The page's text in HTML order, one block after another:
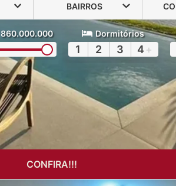
BAIRROS
860.000.000 Dormitórios
1 2 3 4 +
CONFIRA!!!